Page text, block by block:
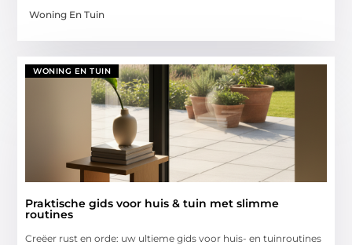
Woning En Tuin
WONING EN TUIN
Praktische gids voor huis & tuin met slimme
routines
Creëer rust en orde: uw ultieme gids voor huis- en tuinroutines